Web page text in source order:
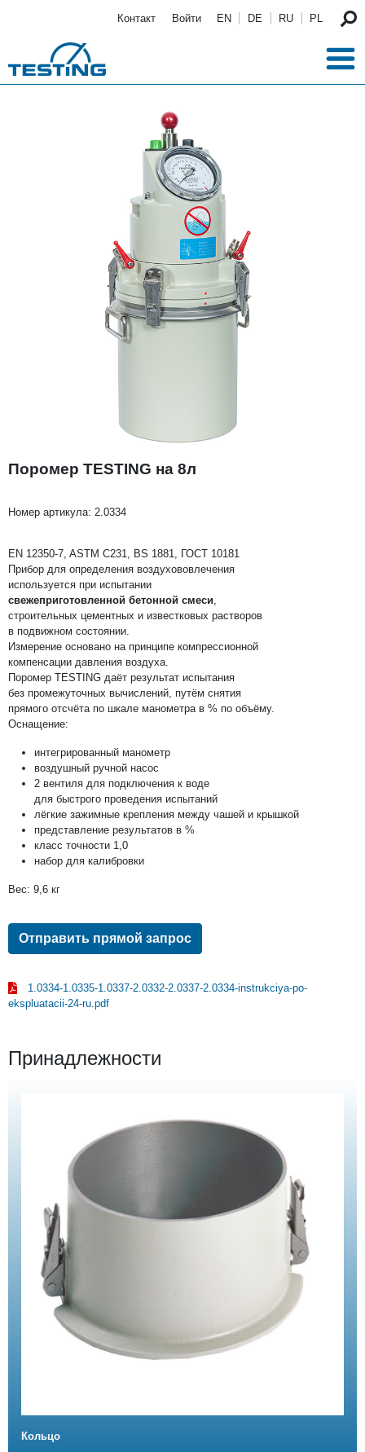
Контакт Войти EN DE RU PL
Поромер TESTING на 8л
Номер артикула: 2.0334
EN 12350-7, ASTM C231, BS 1881, ГОСТ 10181
Прибор для определения воздухововлечения
используется при испытании
свежеприготовленной бетонной смеси
строительных цементных и известковых растворов
в подвижном состоянии.
Измерение основано на принципе компрессионной
компенсации давления воздуха.
Поромер TESTING даёт результат испытания
без промежуточных вычислений, путём снятия
прямого отсчёта по шкале манометра в % по объёму.
Оснащение:
интегрированный манометр
воздушный ручной насос
2 вентиля для подключения к воде
для быстрого проведения испытаний
лёгкие зажимные крепления между чашей и крышкой
представление результатов в %
класс точности 1,0
набор для калибровки
Вес: 9,6 кг
Отправить прямой запрос
1.0334-1.0335-1.0337-2.0332-2.0337-2.0334-instrukciya-po-
ekspluatacii-24-ru.pdf
Принадлежности
Кольцо